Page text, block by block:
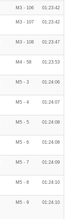
M3 - 106 01:23:42
M3 - 107 01:23:42
M3 - 108 01:23:47
M4 - 58 01:23:53
M5 - 3 01:24:06
M5 - 4 01:24:07
M5 - 5 01:24:08
M5 - 6 01:24:08
M5 - 7 01:24:09
M5 - 8 01:24:10
M5 - 9 01:24:10